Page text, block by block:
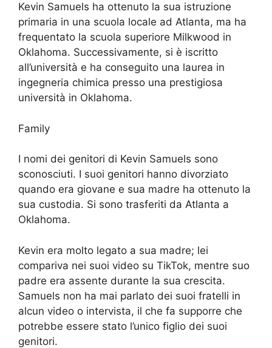
Kevin Samuels ha ottenuto la sua istruzione
primaria in una scuola locale ad Atlanta, ma ha
frequentato la scuola superiore Milkwood in
Oklahoma. Successivamente, si è iscritto
all’università e ha conseguito una laurea in
ingegneria chimica presso una prestigiosa
università in Oklahoma.
Family
I nomi dei genitori di Kevin Samuels sono
sconosciuti. I suoi genitori hanno divorziato
quando era giovane e sua madre ha ottenuto la
sua custodia. Si sono trasferiti da Atlanta a
Oklahoma.
Kevin era molto legato a sua madre; lei
compariva nei suoi video su TikTok, mentre suo
padre era assente durante la sua crescita.
Samuels non ha mai parlato dei suoi fratelli in
alcun video o intervista, il che fa supporre che
potrebbe essere stato l’unico figlio dei suoi
genitori.